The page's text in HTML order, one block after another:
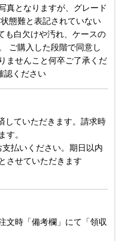
真となりますが、グレード
態難と表記されていない
も白欠けや汚れ、ケースの
ご購入した段階で同意し
ませんこと何卒ご了承くだ
認ください
していただきます。請求時
す。
払いください。期日以内
させていただきます
文時「備考欄」にて「領収